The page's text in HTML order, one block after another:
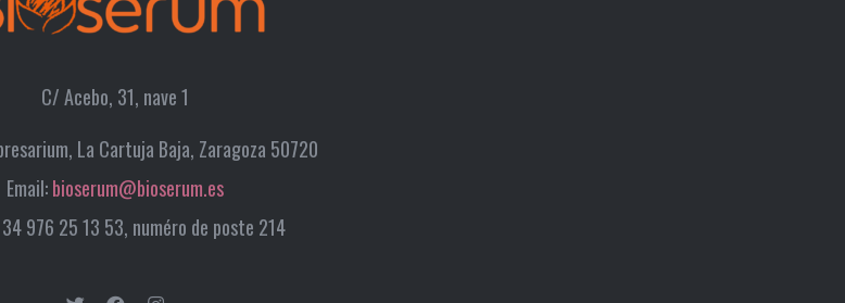
C/ Acebo, 31, nave 1
La Cartuja Baja, Zaragoza 50720
Email:bioserum@bioserum.es
976 25 13 53, numéro de poste 214